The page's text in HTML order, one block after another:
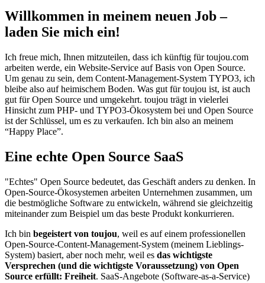
Willkommen in meinem neuen Job –
laden Sie mich ein!
Ich freue mich, Ihnen mitzuteilen, dass ich künftig für toujou.com
arbeiten werde, ein Website-Service auf Basis von Open Source.
Um genau zu sein, dem Content-Management-System TYPO3, ich
bleibe also auf heimischem Boden. Was gut für toujou ist, ist auch
gut für Open Source und umgekehrt. toujou trägt in vielerlei
Hinsicht zum PHP- und TYPO3-Ökosystem bei und Open Source
ist der Schlüssel, um es zu verkaufen. Ich bin also an meinem
“Happy Place”.
Eine echte Open Source SaaS
"Echtes" Open Source bedeutet, das Geschäft anders zu denken. In
Open-Source-Ökosystemen arbeiten Unternehmen zusammen, um
die bestmögliche Software zu entwickeln, während sie gleichzeitig
miteinander zum Beispiel um das beste Produkt konkurrieren.
Ich bin begeistert von toujou, weil es auf einem professionellen
Open-Source-Content-Management-System (meinem Lieblings-
System) basiert, aber noch mehr, weil es das wichtigste
Versprechen (und die wichtigste Voraussetzung) von Open
Source erfüllt: Freiheit. SaaS-Angebote (Software-as-a-Service)